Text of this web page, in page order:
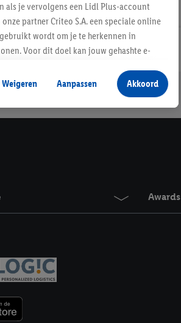
Awards
als je vervolgens een Lidl Plus-account
partner Criteo S.A. een speciale online
wordt om je te herkennen in
Voor dit doel kan jouw gehashte e-
weergegeven voor producten waarin je
van een online winkel te plaatsen
met behulp van jouw gehashte e-
S.A. beschikt, aan jou kunnen worden
de gegevensverwerking.
cookies en vergelijkbare
doeleinden. Meer informatie,
op elk gewenst moment in te
website hier.Klik
Weigeren Aanpassen Akkoord